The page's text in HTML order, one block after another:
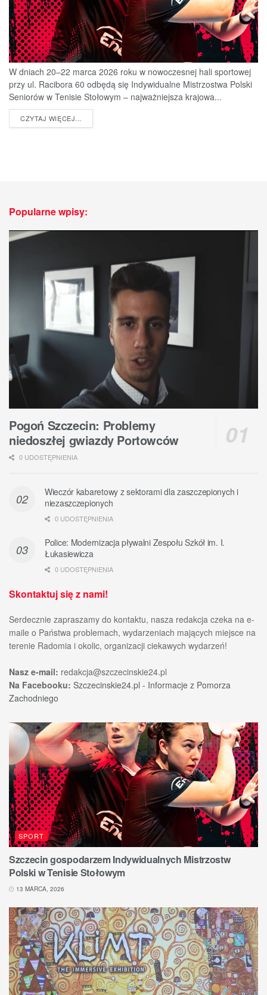
W dniach 20–22 marca 2026 roku w nowoczesnej hali sportowej
przy ul. Racibora 60 odbędą się Indywidualne Mistrzostwa Polski
Seniorów w Tenisie Stołowym – najważniejsza krajowa...
CZYTAJ WIĘCEJ...
Popularne wpisy:
Pogoń Szczecin: Problemy
niedoszłej gwiazdy Portowców
0 UDOSTĘPNIENIA
Wieczór kabaretowy z sektorami dla zaszczepionych i
niezaszczepionych
0 UDOSTĘPNIENIA
Police: Modernizacja pływalni Zespołu Szkół im. I.
Łukasiewicza
0 UDOSTĘPNIENIA
Skontaktuj się z nami!
Serdecznie zapraszamy do kontaktu, nasza redakcja czeka na e-
maile o Państwa problemach, wydarzeniach mających miejsce na
terenie Radomia i okolic, organizacji ciekawych wydarzeń!
Nasz e-mail: redakcja@szczecinskie24.pl
Na Facebooku: Szczecinskie24.pl - Informacje z Pomorza
Zachodniego
SPORT
Szczecin gospodarzem Indywidualnych Mistrzostw
Polski w Tenisie Stołowym
13 MARCA, 2026